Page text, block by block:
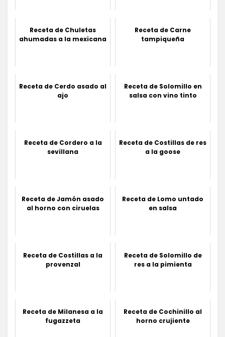
Receta de Chuletas
ahumadas a la mexicana
Receta de Carne
tampiqueña
Receta de Cerdo asado al
ajo
Receta de Solomillo en
salsa con vino tinto
Receta de Cordero a la
sevillana
Receta de Costillas de res
a la goose
Receta de Jamón asado
al horno con ciruelas
Receta de Lomo untado
en salsa
Receta de Costillas a la
provenzal
Receta de Solomillo de
res a la pimienta
Receta de Milanesa a la
fugazzeta
Receta de Cochinillo al
horno crujiente